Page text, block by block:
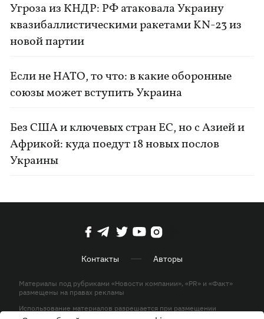
Угроза из КНДР: РФ атаковала Украину
квазибаллистическими ракетами KN-23 из
новой партии
Если не НАТО, то что: в какие оборонные
союзы может вступить Украина
Без США и ключевых стран ЕС, но с Азией и
Африкой: куда поедут 18 новых послов
Украины
Контакты Авторы
Материалы под рубриками «Новости компании», «PR» и «Факт»
размещены на правах рекламы
Использование материалов разрешается при размещении
активной гиперссылки на KP.UA в первом абзаце.